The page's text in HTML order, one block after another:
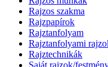
Rajzos szakma
Rajzpapírok
Rajztanfolyam
Rajztanfolyami
Rajztechnikák